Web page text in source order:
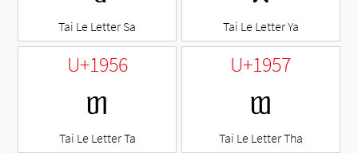
Tai Le Letter Sa Tai Le Letter Ya
U+1956
ᥖ
Tai Le Letter Ta
U+1957
ᥗ
Tai Le Letter Tha